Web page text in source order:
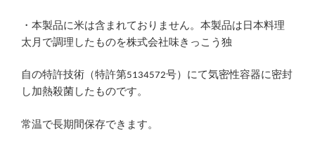
・本製品に米は含まれておりません。本製品は日本料理
太月で調理したものを株式会社味きっこう独
自の特許技術（特許第5134572号）にて気密性容器に密封
し加熱殺菌したものです。
常温で長期間保存できます。